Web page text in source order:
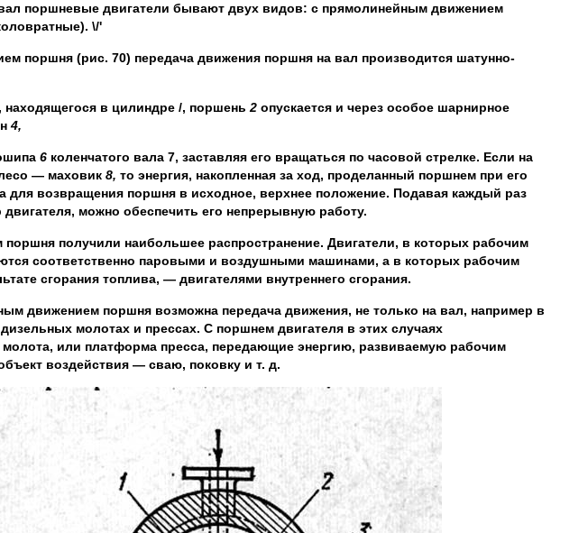
поршневые двигатели бывают двух видов: с прямолинейным движением
\/'
поршня (рис. 70) передача движения поршня на вал производится шатунно-
находящегося в цилиндре /, поршень 2 опускается и через особое шарнирное
4,
6 коленчатого вала 7, заставляя его вращаться по часовой стрелке. Если на
— маховик 8, то энергия, накопленная за ход, проделанный поршнем при его
для возвращения поршня в исходное, верхнее положение. Подавая каждый раз
можно обеспечить его непрерывную работу.
получили наибольшее распространение. Двигатели, в которых рабочим
соответственно паровыми и воздушными машинами, а в которых рабочим
сгорания топлива, — двигателями внутреннего сгорания.
движением поршня возможна передача движения, не только на вал, например в
молотах и прессах. С поршнем двигателя в этих случаях
молота, или платформа пресса, передающие энергию, развиваемую рабочим
воздействия — сваю, поковку и т. д.